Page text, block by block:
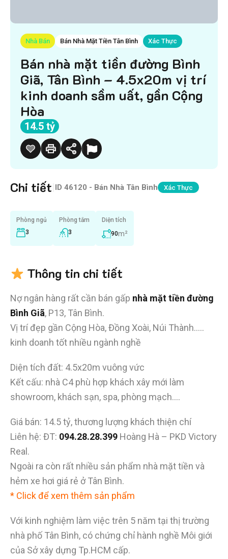
Nhà Bán Bán Nhà Mặt Tiền Tân Bình Xác Thực
Bán nhà mặt tiền đường Bình
Giã, Tân Bình – 4.5x20m vị trí
kinh doanh sầm uất, gần Cộng
Hòa
14.5 tỷ
Chi tiết ID 46120 - Bán Nhà Tân Bình Xác Thực
Phòng ngủ
3
Phòng tắm
3
Diện tích
90m²
Thông tin chi tiết
Nợ ngân hàng rất cần bán gấp nhà mặt tiền đường
Bình Giã, P13, Tân Bình.
Vị trí đẹp gần Cộng Hòa, Đồng Xoài, Núi Thành…..
kinh doanh tốt nhiều ngành nghề
Diện tích đất: 4.5x20m vuông vức
Kết cấu: nhà C4 phù hợp khách xây mới làm
showroom, khách sạn, spa, phòng mạch….
Giá bán: 14.5 tỷ, thương lượng khách thiện chí
Liên hệ: ĐT: 094.28.28.399 Hoàng Hà – PKD Victory
Real.
Ngoài ra còn rất nhiều sản phẩm nhà mặt tiền và
hẻm xe hơi giá rẻ ở Tân Bình.
* Click để xem thêm sản phẩm
Với kinh nghiệm làm việc trên 5 năm tại thị trường
nhà phố Tân Bình, có chứng chỉ hành nghề Môi giới
của Sở xây dựng Tp.HCM cấp.